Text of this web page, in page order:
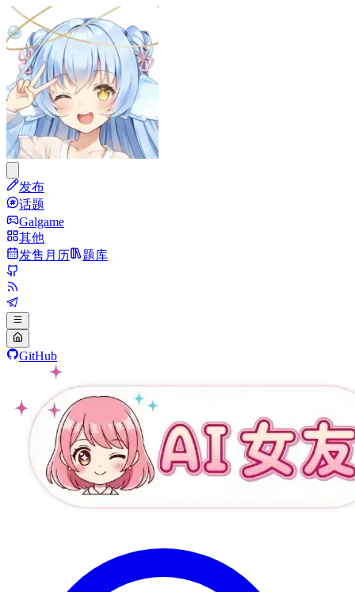
发布
话题
Galgame
其他
发售月历
题库
GitHub